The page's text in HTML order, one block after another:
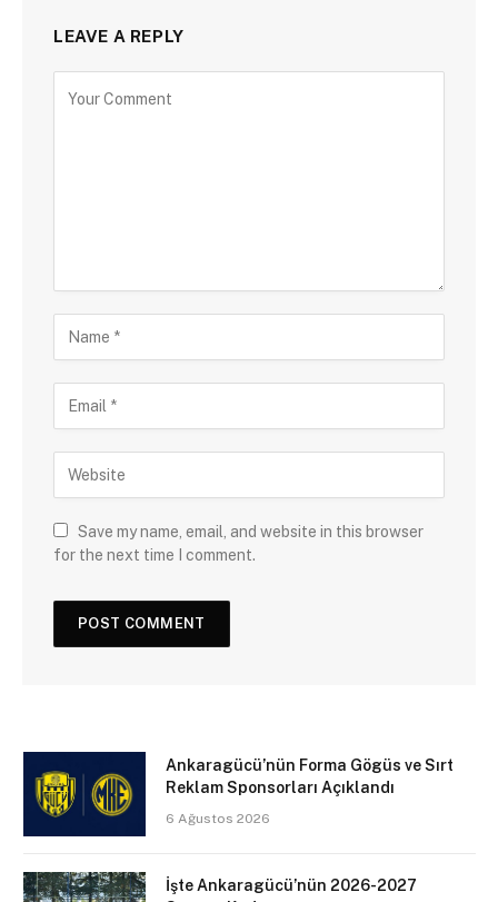
LEAVE A REPLY
Save my name, email, and website in this browser
for the next time I comment.
Ankaragücü’nün Forma Gögüs ve Sırt
Reklam Sponsorları Açıklandı
6 Ağustos 2026
İşte Ankaragücü’nün 2026-2027